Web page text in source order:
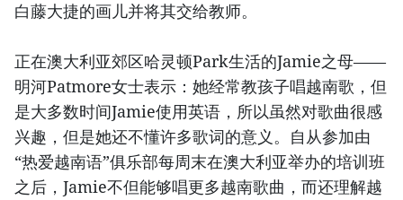
白藤大捷的画儿并将其交给教师。
正在澳大利亚郊区哈灵顿Park生活的Jamie之母——
明河Patmore女士表示：她经常教孩子唱越南歌，但
是大多数时间Jamie使用英语，所以虽然对歌曲很感
兴趣，但是她还不懂许多歌词的意义。自从参加由
“热爱越南语”俱乐部每周末在澳大利亚举办的培训班
之后，Jamie不但能够唱更多越南歌曲，而还理解越